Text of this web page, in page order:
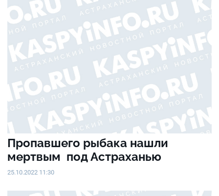
Пропавшего рыбака нашли
мертвым под Астраханью
25.10.2022 11:30